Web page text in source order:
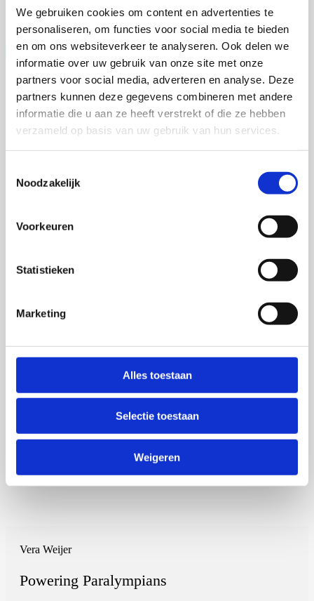
We gebruiken cookies om content en advertenties te
personaliseren, om functies voor social media te bieden
en om ons websiteverkeer te analyseren. Ook delen we
informatie over uw gebruik van onze site met onze
partners voor social media, adverteren en analyse. Deze
partners kunnen deze gegevens combineren met andere
informatie die u aan ze heeft verstrekt of die ze hebben
verzameld op basis van uw gebruik van hun services.
Noodzakelijk
Voorkeuren
Statistieken
Marketing
Alles toestaan
Selectie toestaan
Weigeren
Universiteit Utrecht
Open Ebook
Vera Weijer
Powering Paralympians